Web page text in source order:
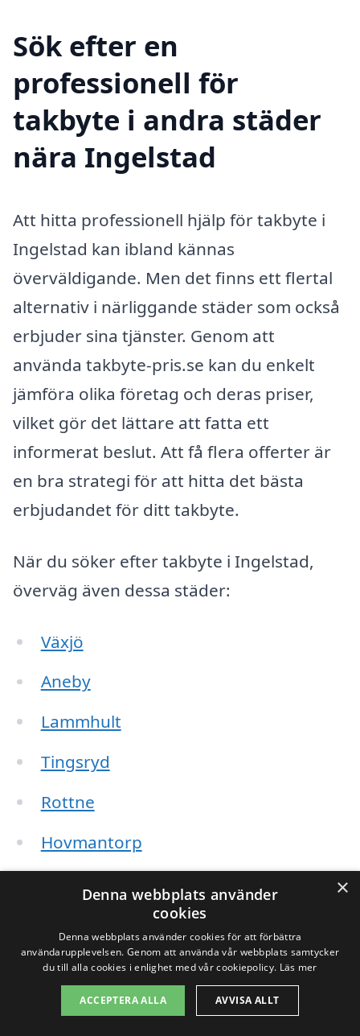
Sök efter en
professionell för
takbyte i andra städer
nära Ingelstad
Att hitta professionell hjälp för takbyte i
Ingelstad kan ibland kännas
överväldigande. Men det finns ett flertal
alternativ i närliggande städer som också
erbjuder sina tjänster. Genom att
använda takbyte-pris.se kan du enkelt
jämföra olika företag och deras priser,
vilket gör det lättare att fatta ett
informerat beslut. Att få flera offerter är
en bra strategi för att hitta det bästa
erbjudandet för ditt takbyte.
När du söker efter takbyte i Ingelstad,
överväg även dessa städer:
Växjö
Aneby
Lammhult
Tingsryd
Rottne
Hovmantorp
Kävsjö
Åseda
×
Denna webbplats använder
cookies
Denna webbplats använder cookies för att förbättra
användarupplevelsen. Genom att använda vår webbplats samtycker
du till alla cookies i enlighet med vår cookiepolicy. Läs mer
ACCEPTERA ALLA AVVISA ALLT